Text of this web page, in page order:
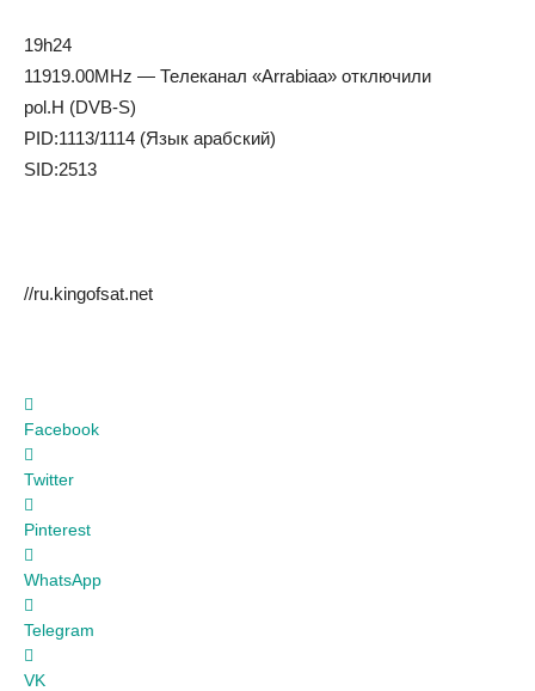
19h24
11919.00MHz — Телеканал «Arrabiaa» отключили
pol.H (DVB-S)
PID:1113/1114 (Язык арабский)
SID:2513
//ru.kingofsat.net
Facebook
Twitter
Pinterest
WhatsApp
Telegram
VK